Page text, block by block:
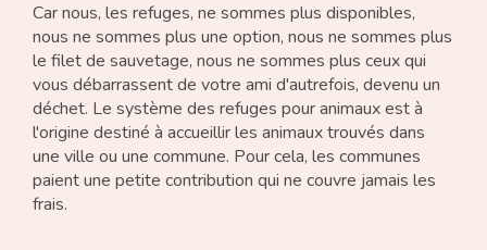
Car nous, les refuges, ne sommes plus disponibles,
nous ne sommes plus une option, nous ne sommes plus
le filet de sauvetage, nous ne sommes plus ceux qui
vous débarrassent de votre ami d'autrefois, devenu un
déchet. Le système des refuges pour animaux est à
l'origine destiné à accueillir les animaux trouvés dans
une ville ou une commune. Pour cela, les communes
paient une petite contribution qui ne couvre jamais les
frais.